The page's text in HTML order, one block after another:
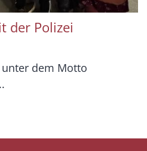
der Polizei
unter dem Motto